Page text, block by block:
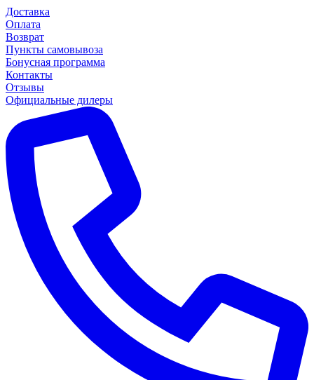
Доставка
Оплата
Возврат
Пункты самовывоза
Бонусная программа
Контакты
Отзывы
Официальные дилеры